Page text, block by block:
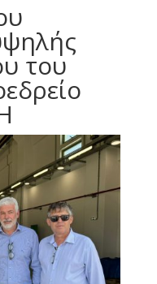
του